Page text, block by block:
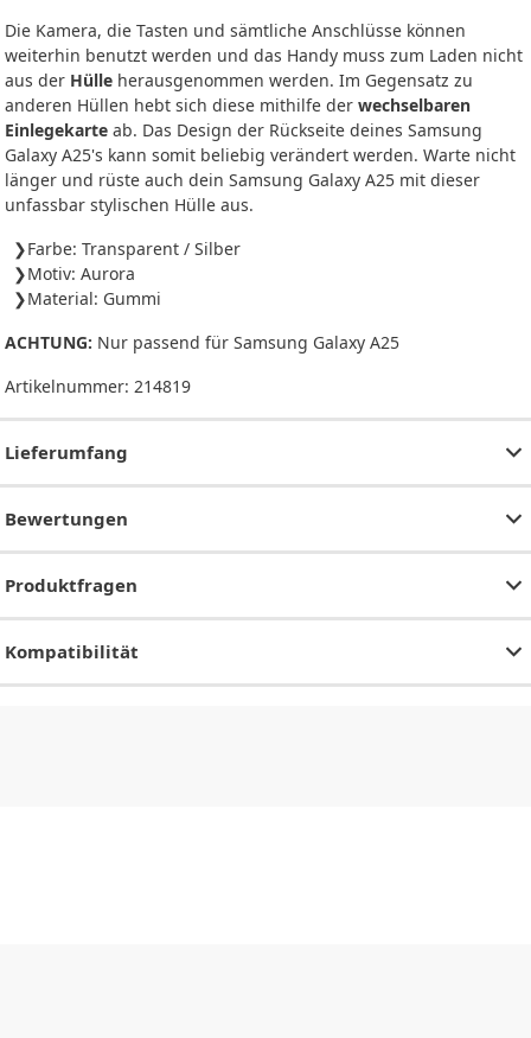
Die Kamera, die Tasten und sämtliche Anschlüsse können
weiterhin benutzt werden und das Handy muss zum Laden nicht
aus der Hülle herausgenommen werden. Im Gegensatz zu
anderen Hüllen hebt sich diese mithilfe der wechselbaren
Einlegekarte ab. Das Design der Rückseite deines Samsung
Galaxy A25's kann somit beliebig verändert werden. Warte nicht
länger und rüste auch dein Samsung Galaxy A25 mit dieser
unfassbar stylischen Hülle aus.
Farbe: Transparent / Silber
Motiv: Aurora
Material: Gummi
ACHTUNG: Nur passend für Samsung Galaxy A25
Artikelnummer: 214819
Lieferumfang
Bewertungen
Produktfragen
Kompatibilität